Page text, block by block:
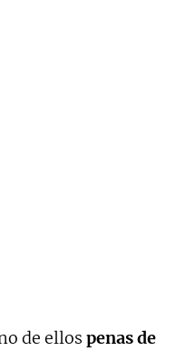
de ellos penas de